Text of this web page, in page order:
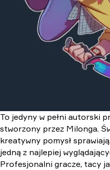
To jedyny w pełni autorski
stworzony przez Milonga.
kreatywny pomysł
jedną z najlepiej
Profesjonalni gracze, tacy